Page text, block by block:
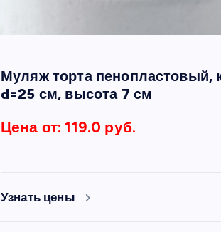
Муляж торта пенопластовый,
d=25 см, высота 7 см
Цена от: 119.0 руб.
Узнать цены